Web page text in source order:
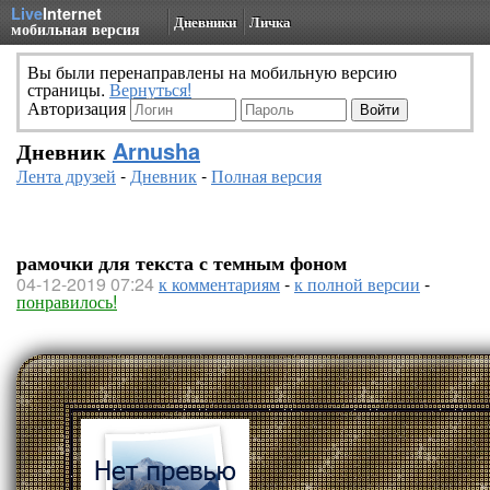
LiveInternet
мобильная версия Дневники Личка
Вы были перенаправлены на мобильную версию
страницы. Вернуться!
Авторизация
Дневник Arnusha
Лента друзей -Дневник-Полная версия
рамочки для текста с темным фоном
04-12-2019 07:24к комментариям-к полной версии -
понравилось!